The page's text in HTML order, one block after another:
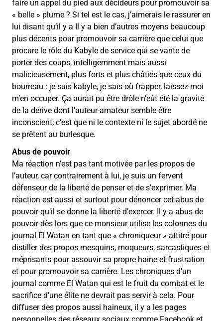
faire un appel du pied aux décideurs pour promouvoir sa
« belle » plume ? Si tel est le cas, j’aimerais le rassurer en
lui disant qu’il y a Il y a bien d’autres moyens beaucoup
plus décents pour promouvoir sa carrière que celui que
procure le rôle du Kabyle de service qui se vante de
porter des coups, intelligemment mais aussi
malicieusement, plus forts et plus châtiés que ceux du
bourreau : je suis kabyle, je sais où frapper, laissez-moi
m’en occuper. Ça aurait pu être drôle n’eût été la gravité
de la dérive dont l’auteur-amateur semble être
inconscient; c’est que ni le contexte ni le sujet abordé ne
se prêtent au burlesque.
Abus de pouvoir
Ma réaction n’est pas tant motivée par les propos de
l’auteur, car contrairement à lui, je suis un fervent
défenseur de la liberté de penser et de s’exprimer. Ma
réaction est aussi et surtout pour dénoncer cet abus de
pouvoir qu’il se donne la liberté d’exercer. Il y a abus de
pouvoir dès lors que ce monsieur utilise les colonnes du
journal El Watan en tant que « chroniqueur » attitré pour
distiller des propos mesquins, moqueurs, sarcastiques et
méprisants pour assouvir sa propre haine et frustration
et pour promouvoir sa carrière. Les chroniques d’un
journal comme El Watan qui est le fruit du combat et le
sacrifice d’une élite ne devrait pas servir à cela. Pour
diffuser des propos aussi haineux, il y a les pages